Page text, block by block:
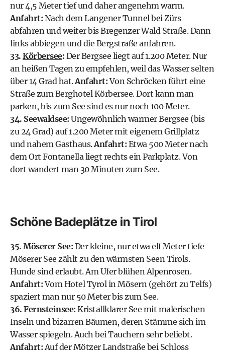
nur 4,5 Meter tief und daher angenehm warm.
Anfahrt: Nach dem Langener Tunnel bei Zürs
abfahren und weiter bis Bregenzer Wald Straße. Dann
links abbiegen und die Bergstraße anfahren.
33. Körbersee: Der Bergsee liegt auf 1.200 Meter. Nur
an heißen Tagen zu empfehlen, weil das Wasser selten
über 14 Grad hat.Anfahrt:Von Schröcken führt eine
Straße zum Berghotel Körbersee. Dort kann man
parken, bis zum See sind es nur noch 100 Meter.
34. Seewaldsee: Ungewöhnlich warmer Bergsee (bis
zu 24 Grad) auf 1.200 Meter mit eigenem Grillplatz
und nahem Gasthaus.Anfahrt: Etwa 500 Meter nach
dem Ort Fontanella liegt rechts ein Parkplatz. Von
dort wandert man 30 Minuten zum See.
Schöne Badeplätze in Tirol
35. Möserer See: Der kleine, nur etwa elf Meter tiefe
Möserer See zählt zu den wärmsten Seen Tirols.
Hunde sind erlaubt. Am Ufer blühen Alpenrosen.
Anfahrt:Vom Hotel Tyrol in Mösern (gehört zu Telfs)
spaziert man nur 50 Meter bis zum See.
36. Fernsteinsee: Kristallklarer See mit malerischen
Inseln und bizarren Bäumen, deren Stämme sich im
Wasser spiegeln. Auch bei Tauchern sehr beliebt.
Anfahrt:Auf der Mötzer Landstraße bei Schloss